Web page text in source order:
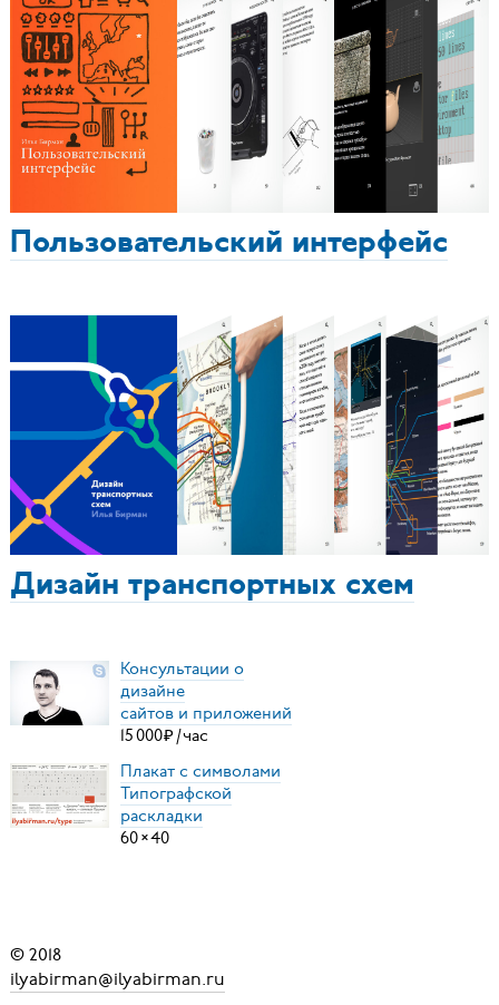
Пользовательский интерфейс
Дизайн транспортных схем
Консультации о
дизайне
сайтов и приложений
15000₽ /час
Плакат с символами
Типографской
раскладки
60×40
© 2018
ilyabirman@ilyabirman.ru